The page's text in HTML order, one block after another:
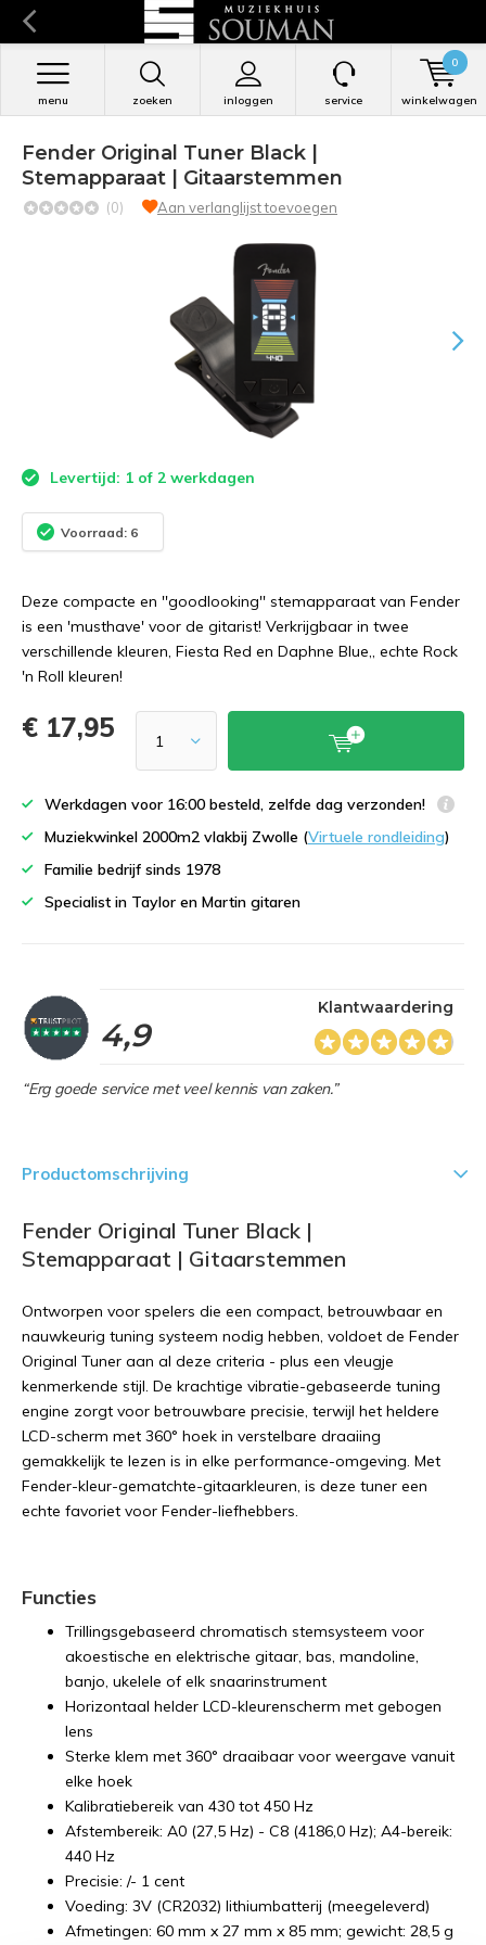
zoeken inloggen
menu service winkelwagen
0
Fender Original Tuner Black |
Stemapparaat | Gitaarstemmen
(0) Aan verlanglijst toevoegen
Levertijd: 1 of 2 werkdagen
Voorraad: 6
Deze compacte en ''goodlooking'' stemapparaat van Fender
is een 'musthave' voor de gitarist! Verkrijgbaar in twee
verschillende kleuren, Fiesta Red en Daphne Blue,, echte Rock
'n Roll kleuren!
€ 17,95
Werkdagen voor 16:00 besteld, zelfde dag verzonden!
Muziekwinkel 2000m2 vlakbij Zwolle (Virtuele rondleiding)
Familie bedrijf sinds 1978
Specialist in Taylor en Martin gitaren
4,9
Klantwaardering
“Erg goede service met veel kennis van zaken.”
Productomschrijving
Fender Original Tuner Black |
Stemapparaat | Gitaarstemmen
Ontworpen voor spelers die een compact, betrouwbaar en
nauwkeurig tuning systeem nodig hebben, voldoet de Fender
Original Tuner aan al deze criteria - plus een vleugje
kenmerkende stijl. De krachtige vibratie-gebaseerde tuning
engine zorgt voor betrouwbare precisie, terwijl het heldere
LCD-scherm met 360° hoek in verstelbare draaiing
gemakkelijk te lezen is in elke performance-omgeving. Met
Fender-kleur-gematchte-gitaarkleuren, is deze tuner een
echte favoriet voor Fender-liefhebbers.
Functies
Trillingsgebaseerd chromatisch stemsysteem voor
akoestische en elektrische gitaar, bas, mandoline,
banjo, ukelele of elk snaarinstrument
Horizontaal helder LCD-kleurenscherm met gebogen
lens
Sterke klem met 360° draaibaar voor weergave vanuit
elke hoek
Kalibratiebereik van 430 tot 450 Hz
Afstembereik: A0 (27,5 Hz) - C8 (4186,0 Hz); A4-bereik:
440 Hz
Precisie: /- 1 cent
Voeding: 3V (CR2032) lithiumbatterij (meegeleverd)
Afmetingen: 60 mm x 27 mm x 85 mm; gewicht: 28,5 g